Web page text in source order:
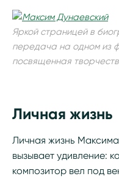
Яркой страницей в
передача на одном из
посвященная
Личная жизнь
Личная жизнь
вызывает удивление:
композитор вел под